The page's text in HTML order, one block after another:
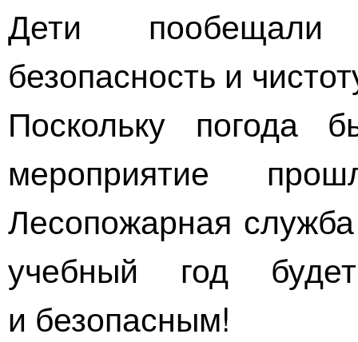
Дети пообещали
безопасность и
Поскольку погода
мероприятие
Лесопожарная
учебный год
и безопасным!